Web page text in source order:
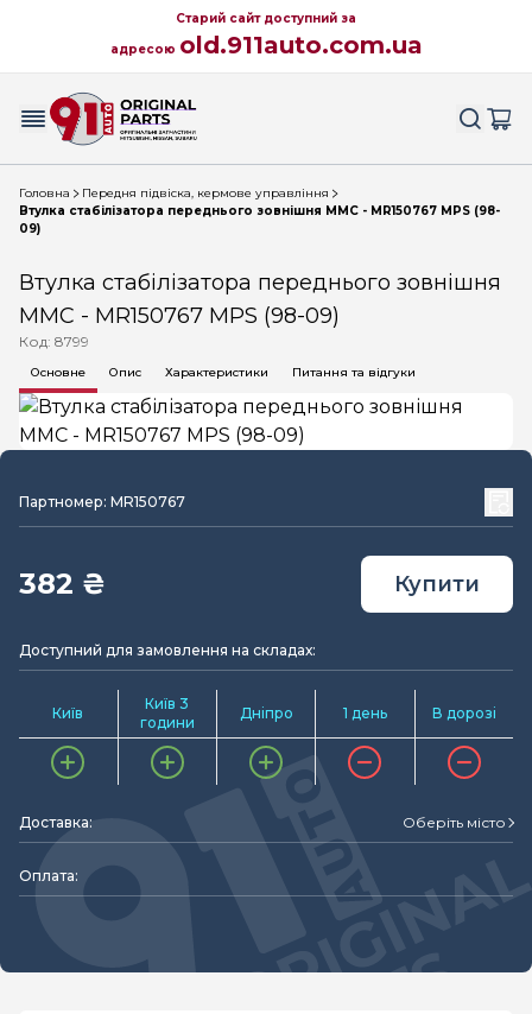
Старий сайт доступний за
адресою old.911auto.com.ua
Головна
Передня підвіска, кермове управління
Втулка стабілізатора переднього зовнішня MMC - MR150767 MPS (98-
09)
Втулка стабілізатора переднього зовнішня
MMC - MR150767 MPS (98-09)
Код: 8799
Основне Опис Характеристики Питання та відгуки
Партномер: MR150767
382 ₴ Купити
Доступний для замовлення на складах:
Київ
Київ 3
години
Дніпро 1 день В дорозі
Доставка: Оберіть місто
Оплата: